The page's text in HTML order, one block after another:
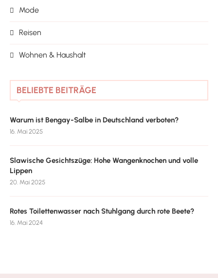
Mode
Reisen
Wohnen & Haushalt
BELIEBTE BEITRÄGE
Warum ist Bengay-Salbe in Deutschland verboten?
16. Mai 2025
Slawische Gesichtszüge: Hohe Wangenknochen und volle
Lippen
20. Mai 2025
Rotes Toilettenwasser nach Stuhlgang durch rote Beete?
16. Mai 2024